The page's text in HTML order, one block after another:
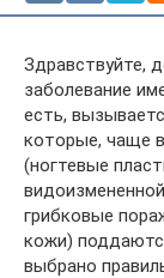
Здравствуйте,
заболевание
есть,
которые, чаще
(ногтевые
грибковые
кожи)
выбрано